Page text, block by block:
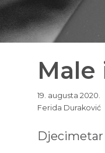
Male
19. augusta 2020.
Ferida Duraković
Djecimetar